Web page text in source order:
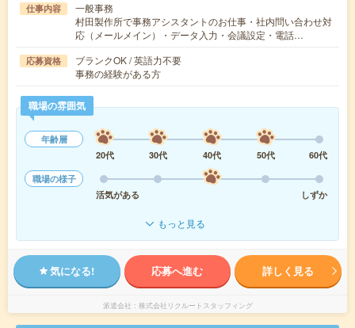
仕事内容
一般事務
村田製作所で事務アシスタントのお仕事・社内問い合わせ対
応（メールメイン）・データ入力・会議設定・電話…
応募資格
ブランクOK / 英語力不要
事務の経験がある方
職場の雰囲気
年齢層
20代
30代 40代 50代
60代
職場の様子
活気がある
しずか
もっと見る
気になる! 応募へ進む 詳しく見る
派遣会社 株式会社リクルートスタッフィング